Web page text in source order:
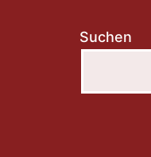
Suchen